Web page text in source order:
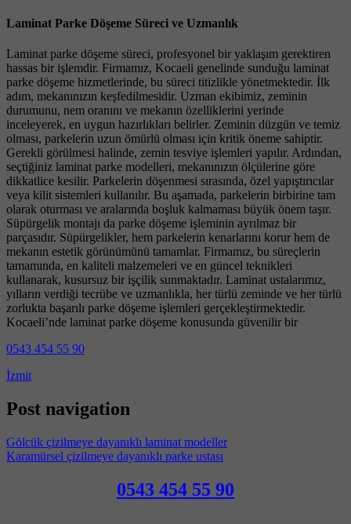
Laminat Parke Döşeme Süreci ve Uzmanlık
Laminat parke döşeme süreci, profesyonel bir yaklaşım gerektiren
hassas bir işlemdir. Firmamız, Kocaeli genelinde sunduğu laminat
parke döşeme hizmetlerinde, bu süreci titizlikle yönetmektedir. İlk
adım, mekanınızın keşfedilmesidir. Uzman ekibimiz, zeminin
durumunu, nem oranını ve mekanın özelliklerini yerinde
inceleyerek, en uygun hazırlıkları belirler. Zeminin düzgün ve temiz
olması, parkelerin uzun ömürlü olması için kritik öneme sahiptir.
Gerekli görülmesi halinde, zemin tesviye işlemleri yapılır. Ardından,
seçtiğiniz laminat parke modelleri, mekanınızın ölçülerine göre
dikkatlice kesilir. Parkelerin döşenmesi sırasında, özel yapıştırıcılar
veya kilit sistemleri kullanılır. Bu aşamada, parkelerin birbirine tam
olarak oturması ve aralarında boşluk kalmaması büyük önem taşır.
Süpürgelik montajı da parke döşeme işleminin ayrılmaz bir
parçasıdır. Süpürgelikler, hem parkelerin kenarlarını korur hem de
mekanın estetik görünümünü tamamlar. Firmamız, bu süreçlerin
tamamında, en kaliteli malzemeleri ve en güncel teknikleri
kullanarak, kusursuz bir işçilik sunmaktadır. Laminat ustalarımız,
yılların verdiği tecrübe ve uzmanlıkla, her türlü zeminde ve her türlü
zorlukta başarılı parke döşeme işlemleri gerçekleştirmektedir.
Kocaeli’nde laminat parke döşeme konusunda güvenilir bir
0543 454 55 90
İzmit
Post navigation
Gölcük çizilmeye dayanıklı laminat modeller
Karamürsel çizilmeye dayanıklı parke ustası
0543 454 55 90